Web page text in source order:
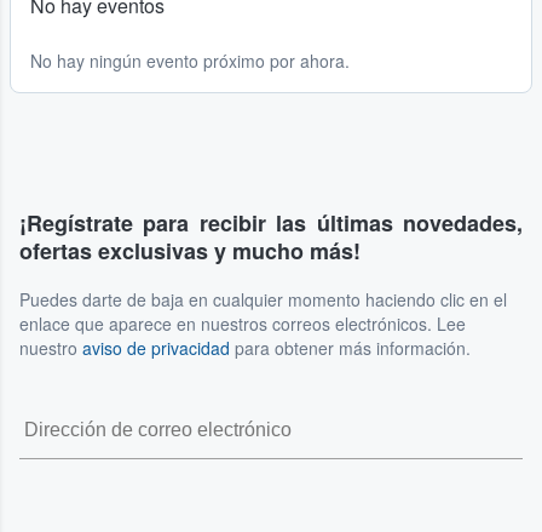
No hay ningún evento próximo por ahora.
¡Regístrate para recibir las últimas novedades,
ofertas exclusivas y mucho más!
Puedes darte de baja en cualquier momento haciendo clic en el
enlace que aparece en nuestros correos electrónicos. Lee
nuestro aviso de privacidad para obtener más información.